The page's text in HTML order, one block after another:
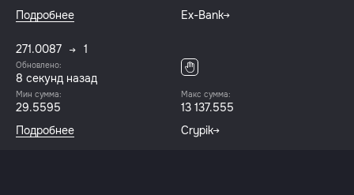
Подробнее
Ex-Bank
271.0087 1
Обновлено:
8 секунд назад
Мин сумма:
29.5595
Макс сумма:
13 137.555
Подробнее
Crypik